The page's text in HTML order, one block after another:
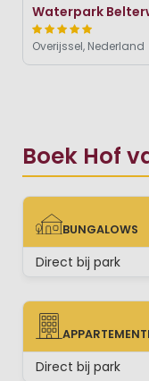
Boek Hof
BUNGALOWS
BUNGALOWS
Direct bij park
APPARTEMENTEN
Direct bij park
Waterpark
Overijssel, Nederland